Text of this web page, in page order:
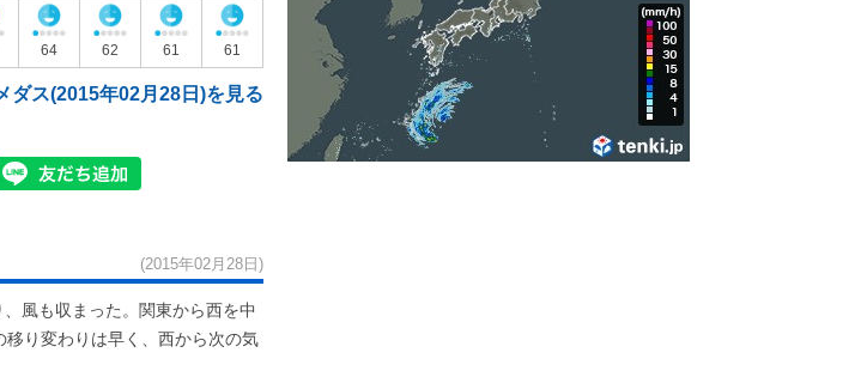
64 62 61 61
ダス(2015年02月28日)を見る
(2015年02月28日)
風も収まった。関東から西を中
り変わりは早く、西から次の気